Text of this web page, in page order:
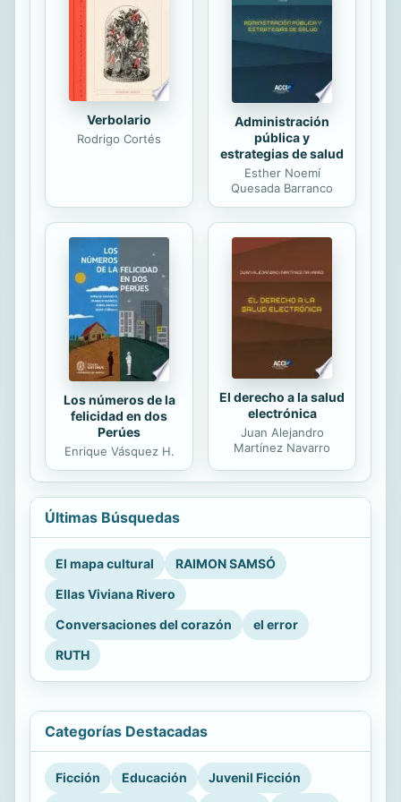
constitución del Estado de Israel por
Albert Einstein, Judah Magnes,
Hanna Arendt o Martín Buber, y por
la OLP entre finales y mediados de...
Verbolario
Rodrigo Cortés
Administración
pública y
estrategias de salud
Esther Noemí
Quesada Barranco
Los números de la
felicidad en dos
Perúes
Enrique Vásquez H.
El derecho a la salud
electrónica
Juan Alejandro
Martínez Navarro
Últimas Búsquedas
El mapa cultural
RAIMON SAMSÓ
Ellas Viviana Rivero
Conversaciones del corazón
el error
RUTH
Categorías Destacadas
Ficción Educación
Juvenil Ficción